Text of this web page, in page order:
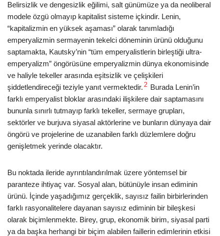
Belirsizlik ve dengesizlik eğilimi, salt günümüze ya da neoliberal
modele özgü olmayıp kapitalist sisteme içkindir. Lenin,
“kapitalizmin en yüksek aşaması” olarak tanımladığı
emperyalizmin sermayenin tekelci döneminin ürünü olduğunu
saptamakta, Kautsky’nin “tüm emperyalistlerin birleştiği ultra-
emperyalizm” öngörüsüne emperyalizmin dünya ekonomisinde
ve haliyle tekeller arasında eşitsizlik ve çelişkileri
şiddetlendireceği teziyle yanıt vermektedir. 2 Burada Lenin’in
farklı emperyalist bloklar arasındaki ilişkilere dair saptamasını
bununla sınırlı tutmayıp farklı tekeller, sermaye grupları,
sektörler ve burjuva siyasal aktörlerine ve bunların dünyaya dair
öngörü ve projelerine de uzanabilen farklı düzlemlere doğru
genişletmek yerinde olacaktır.
Bu noktada ileride ayrıntılandırılmak üzere yöntemsel bir
paranteze ihtiyaç var. Sosyal alan, bütünüyle insan ediminin
ürünü. İçinde yaşadığımız gerçeklik, sayısız failin birbirlerinden
farklı rasyonalitelere dayanan sayısız ediminin bir bileşkesi
olarak biçimlenmekte. Birey, grup, ekonomik birim, siyasal parti
ya da başka herhangi bir biçim alabilen faillerin edimlerinin etkisi